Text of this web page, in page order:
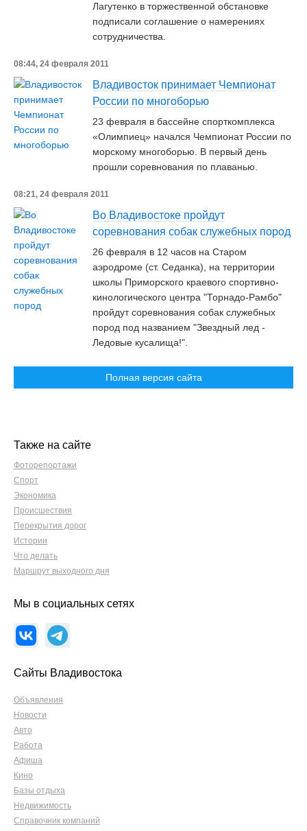
Лагутенко в торжественной обстановке
подписали соглашение о намерениях
сотрудничества.
08:44, 24 февраля 2011
Владивосток принимает Чемпионат
России по многоборью
23 февраля в бассейне спорткомплекса
«Олимпиец» начался Чемпионат России по
морскому многоборью. В первый день
прошли соревнования по плаванью.
08:21, 24 февраля 2011
Во Владивостоке пройдут
соревнования собак служебных пород
26 февраля в 12 часов на Старом
аэродроме (ст. Седанка), на территории
школы Приморского краевого спортивно-
кинологического центра "Торнадо-Рамбо"
пройдут соревнования собак служебных
пород под названием "Звездный лед -
Ледовые кусалища!".
Полная версия сайта
Также на сайте
Фоторепортажи
Спорт
Экономика
Происшествия
Перекрытия дорог
Истории
Что делать
Маршрут выходного дня
Мы в социальных сетях
Сайты Владивостока
Объявления
Новости
Авто
Работа
Афиша
Кино
Базы отдыха
Недвижимость
Справочник компаний